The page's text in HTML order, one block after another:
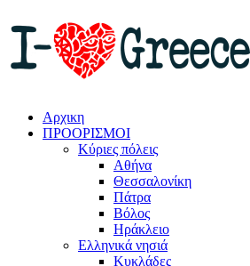
Αρχικη
ΠΡΟΟΡΙΣΜΟΙ
Κύριες πόλεις
Αθήνα
Θεσσαλονίκη
Πάτρα
Βόλος
Ηράκλειο
Ελληνικά νησιά
Κυκλάδες